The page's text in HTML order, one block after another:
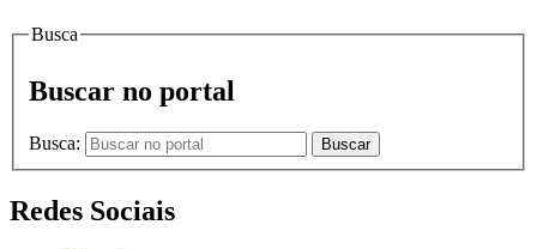
Busca
Buscar no portal
Busca: Buscar
Redes Sociais